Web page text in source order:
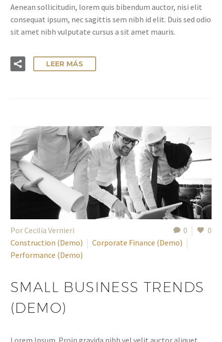
Aenean sollicitudin, lorem quis bibendum auctor, nisi elit
consequat ipsum, nec sagittis sem nibh id elit. Duis sed odio
sit amet nibh vulputate cursus a sit amet mauris.
LEER MÁS
0 0
Por Cecilia Vernieri
Construction (Demo)
Corporate Finance (Demo)
Performance (Demo)
SMALL BUSINESS TRENDS
(DEMO)